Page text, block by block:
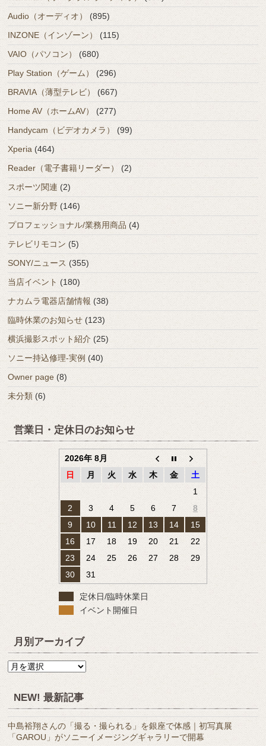
Audio（オーディオ）
(895)
INZONE（インゾーン）
(115)
VAIO（パソコン）
(680)
Play Station（ゲーム）
(296)
BRAVIA（薄型テレビ）
(667)
Home AV（ホームAV）
(277)
Handycam（ビデオカメラ）
(99)
Xperia (464)
Reader（電子書籍リーダー）
(2)
スポーツ関連 (2)
ソニー新分野 (146)
プロフェッショナル/業務用商品 (4)
テレビリモコン (5)
SONY/ニュース (355)
当店イベント (180)
ナカムラ電器店舗情報 (38)
臨時休業のお知らせ (123)
横浜撮影スポット紹介 (25)
ソニー持込修理-実例 (40)
Owner page (8)
未分類 (6)
営業日・定休日のお知らせ
2026年 8月
日
月 火 水 木 金
土
1
2
3 4 5 6 7
8
9
10 11 12 13 14
15
16
17 18 19 20 21
22
23
24 25 26 27 28
29
30
31
定休日/臨時休業日
イベント開催日
月別アーカイブ
月
ー
カ
イ
ブ
NEW! 最新記事
中島裕翔さんの「撮る・撮られる」を銀座で体感｜初写真展
「GAROU」がソニーイメージングギャラリーで開幕